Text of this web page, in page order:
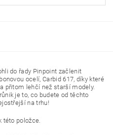
do řady Pinpoint začlenit
ocelí, Carbid 617, díky které
přitom lehčí než starší modely.
je to, co budete od těchto
na trhu!
této položce.